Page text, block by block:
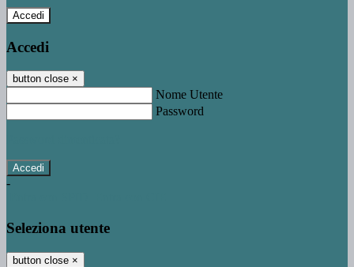
Accedi
Accedi
button close ×
Nome Utente
Password
-
Seleziona utente
button close ×